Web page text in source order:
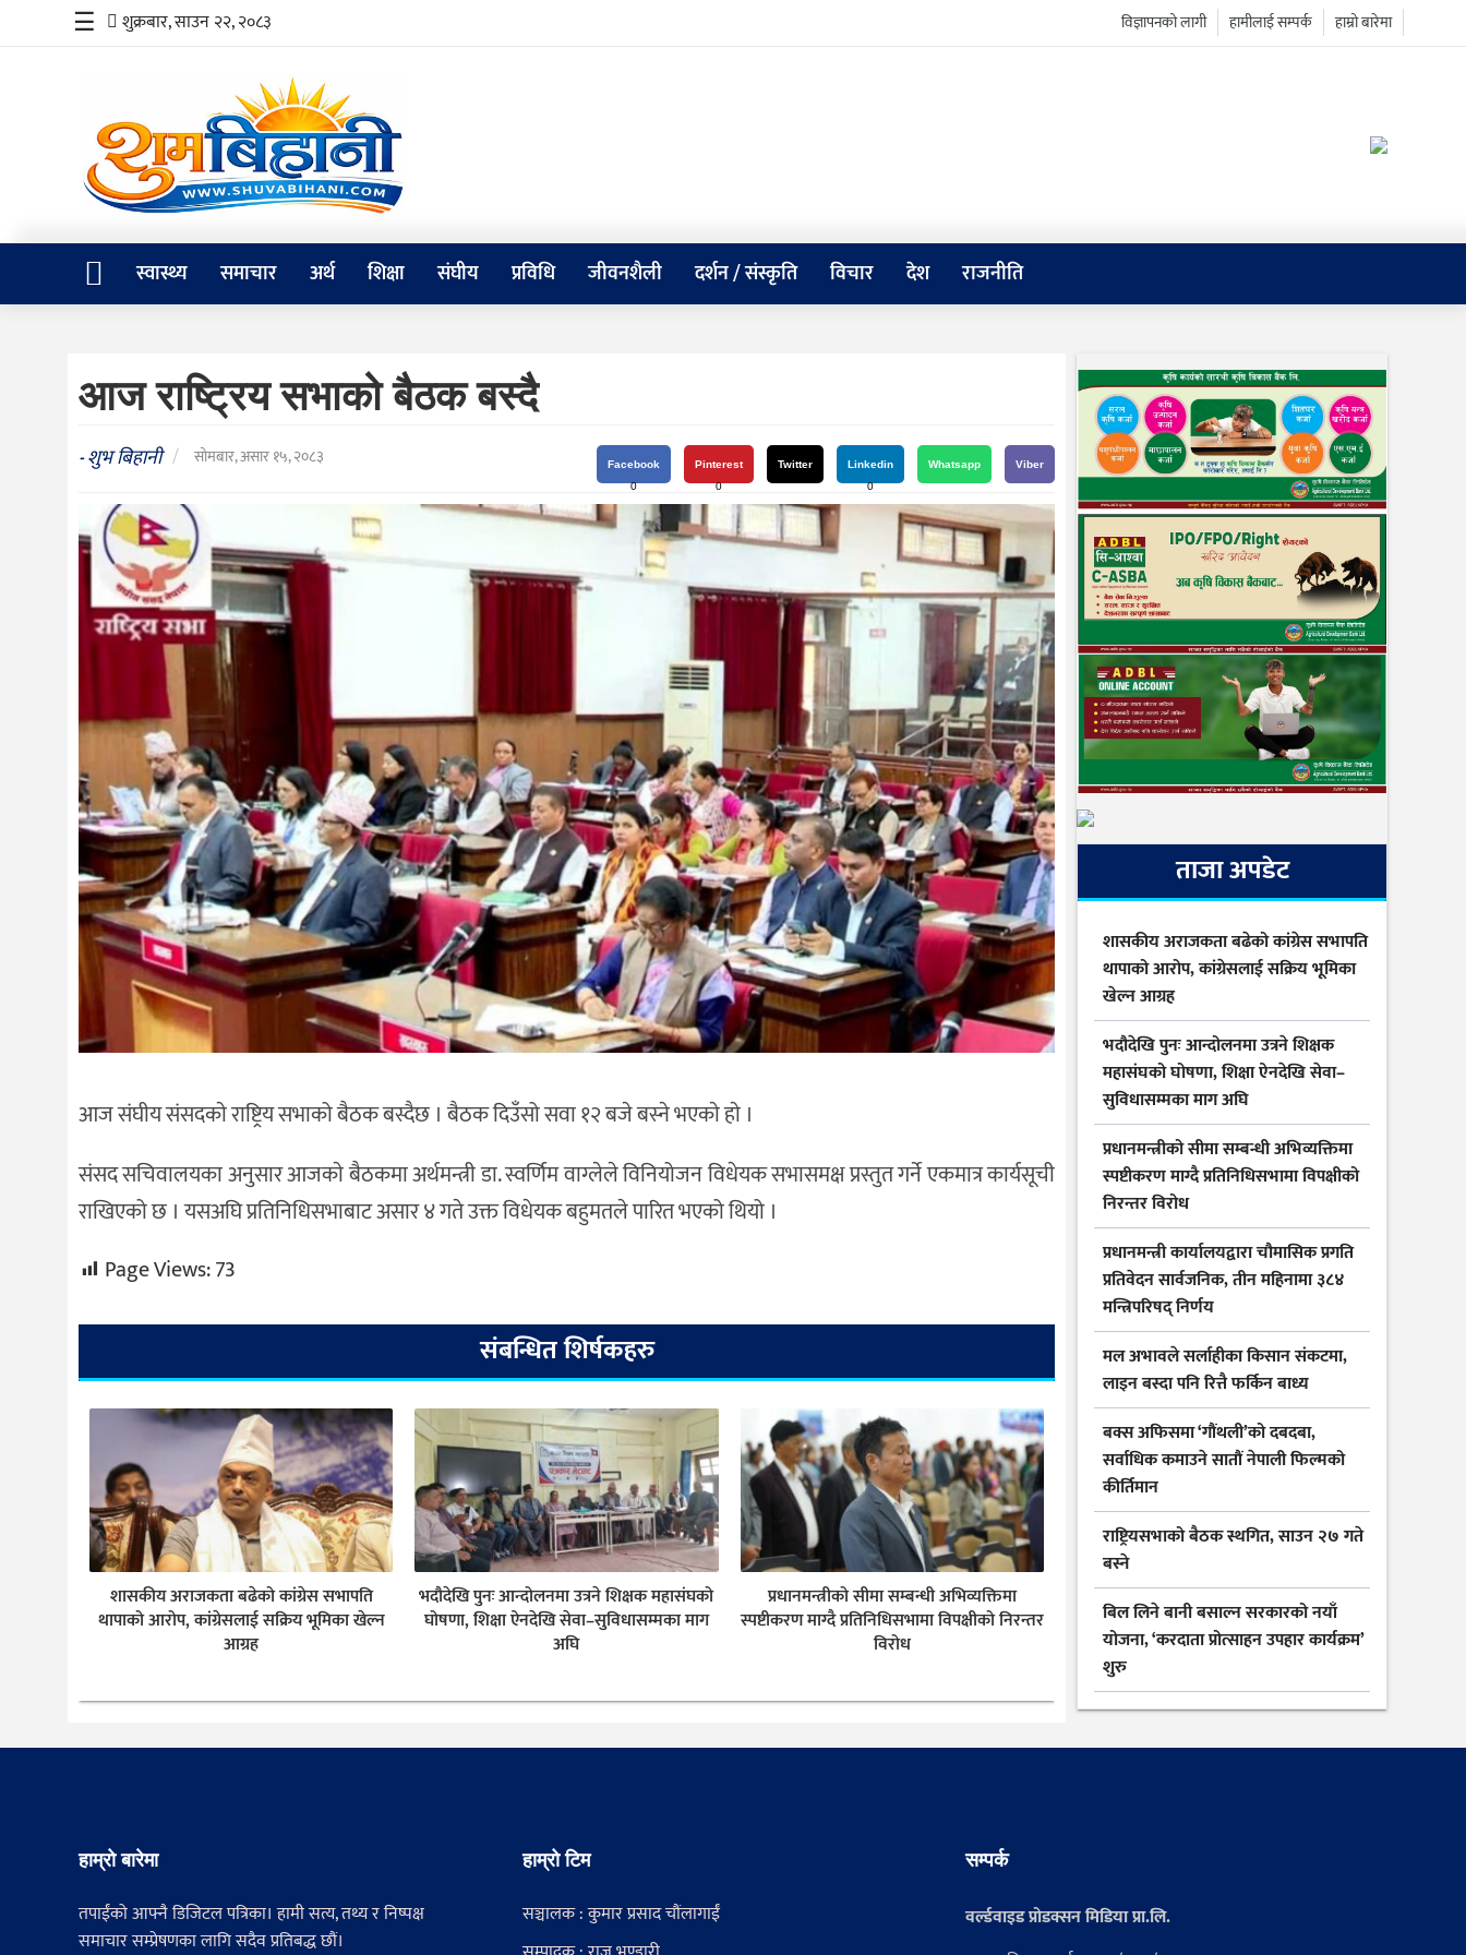
समाचार
संघीय
जीवनशैली
विचार
राजनीति
☰ शुक्रबार, साउन २२, २०८३ हाम्रो बारेमा
हामीलाई सम्पर्क
विज्ञापनको लागी
स्वास्थ्य समाचार अर्थ शिक्षा संघीय प्रविधि जीवनशैली दर्शन / संस्कृति विचार देश राजनीति
आज राष्ट्रिय सभाको बैठक बस्दै
-शुभ बिहानी / सोमबार, असार १५, २०८३
Facebook
0
Pinterest
0
Twitter
Linkedin
0
Whatsapp Viber
आज संघीय संसदकाे राष्ट्रिय सभाको बैठक बस्दैछ । बैठक दिउँसो सवा १२ बजे बस्ने भएकाे हाे ।
संसद सचिवालयका अनुसार आजकाे बैठकमा अर्थमन्त्री डा. स्वर्णिम वाग्लेले विनियोजन विधेयक सभासमक्ष प्रस्तुत गर्ने एकमात्र कार्यसूची
राखिएको छ । यसअघि प्रतिनिधिसभाबाट असार ४ गते उक्त विधेयक बहुमतले पारित भएको थियो ।
Page Views:73
संबन्धित शिर्षकहरु
शासकीय अराजकता बढेको कांग्रेस सभापति
थापाको आरोप, कांग्रेसलाई सक्रिय भूमिका खेल्न
आग्रह
भदौदेखि पुनः आन्दोलनमा उत्रने शिक्षक महासंघको
घोषणा, शिक्षा ऐनदेखि सेवा–सुविधासम्मका माग
अघि
प्रधानमन्त्रीको सीमा सम्बन्धी अभिव्यक्तिमा
स्पष्टीकरण माग्दै प्रतिनिधिसभामा विपक्षीको निरन्तर
विरोध
ताजा अपडेट
शासकीय अराजकता बढेको कांग्रेस सभापति
थापाको आरोप, कांग्रेसलाई सक्रिय भूमिका
खेल्न आग्रह
भदौदेखि पुनः आन्दोलनमा उत्रने शिक्षक
महासंघको घोषणा, शिक्षा ऐनदेखि सेवा–
सुविधासम्मका माग अघि
प्रधानमन्त्रीको सीमा सम्बन्धी अभिव्यक्तिमा
स्पष्टीकरण माग्दै प्रतिनिधिसभामा विपक्षीको
निरन्तर विरोध
प्रधानमन्त्री कार्यालयद्वारा चौमासिक प्रगति
प्रतिवेदन सार्वजनिक, तीन महिनामा ३८४
मन्त्रिपरिषद् निर्णय
मल अभावले सर्लाहीका किसान संकटमा,
लाइन बस्दा पनि रित्तै फर्किन बाध्य
बक्स अफिसमा ‘गौंथली’को दबदबा,
सर्वाधिक कमाउने सातौं नेपाली फिल्मको
कीर्तिमान
राष्ट्रियसभाको बैठक स्थगित, साउन २७ गते
बस्ने
बिल लिने बानी बसाल्न सरकारको नयाँ
योजना, ‘करदाता प्रोत्साहन उपहार कार्यक्रम’
शुरु
हाम्रो बारेमा
तपाईंको आफ्नै डिजिटल पत्रिका। हामी सत्य, तथ्य र निष्पक्ष
समाचार सम्प्रेषणका लागि सदैव प्रतिबद्ध छौं।
हाम्रो टिम
सञ्चालक : कुमार प्रसाद चौंलागाईं
सम्पर्क
वर्ल्डवाइड प्रोडक्सन मिडिया प्रा.लि.